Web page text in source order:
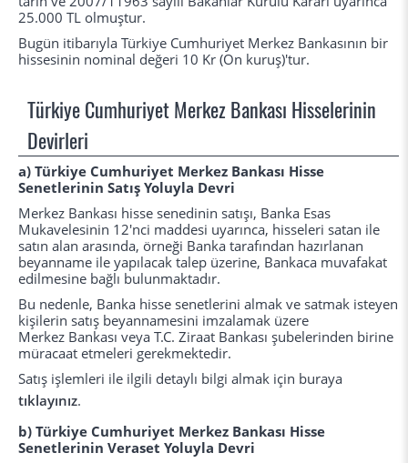
25.000 TL olmuştur.
Bugün itibarıyla Türkiye Cumhuriyet Merkez Bankasının bir
hissesinin nominal değeri 10 Kr (On kuruş)'tur.
Türkiye Cumhuriyet Merkez Bankası Hisselerinin
Devirleri
a) Türkiye Cumhuriyet Merkez Bankası Hisse
Senetlerinin Satış Yoluyla Devri
Merkez Bankası hisse senedinin satışı, Banka Esas
Mukavelesinin 12'nci maddesi uyarınca, hisseleri satan ile
satın alan arasında, örneği Banka tarafından hazırlanan
beyanname ile yapılacak talep üzerine, Bankaca muvafakat
edilmesine bağlı bulunmaktadır.
Bu nedenle, Banka hisse senetlerini almak ve satmak isteyen
kişilerin satış beyannamesini imzalamak üzere
Merkez Bankası veya T.C. Ziraat Bankası şubelerinden birine
müracaat etmeleri gerekmektedir.
Satış işlemleri ile ilgili detaylı bilgi almak için buraya
tıklayınız.
b) Türkiye Cumhuriyet Merkez Bankası Hisse
Senetlerinin Veraset Yoluyla Devri